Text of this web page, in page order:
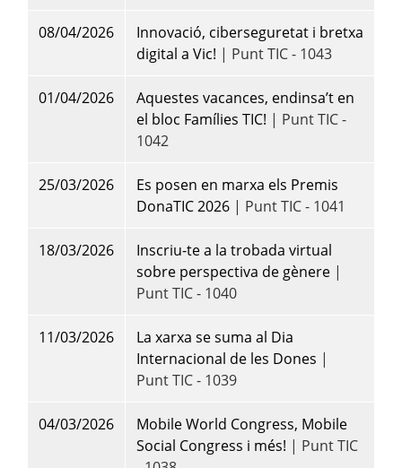
08/04/2026
Innovació, ciberseguretat i bretxa
digital a Vic! | Punt TIC - 1043
01/04/2026
Aquestes vacances, endinsa’t en
el bloc Famílies TIC! | Punt TIC -
1042
25/03/2026
Es posen en marxa els Premis
DonaTIC 2026 | Punt TIC - 1041
18/03/2026
Inscriu-te a la trobada virtual
sobre perspectiva de gènere |
Punt TIC - 1040
11/03/2026
La xarxa se suma al Dia
Internacional de les Dones |
Punt TIC - 1039
04/03/2026
Mobile World Congress, Mobile
Social Congress i més! | Punt TIC